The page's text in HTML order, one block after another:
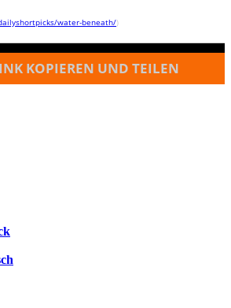
water-beneath/)
KOPIEREN UND TEILEN